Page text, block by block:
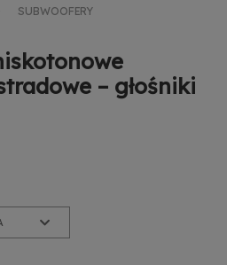
SUBWOOFERY
– głośniki